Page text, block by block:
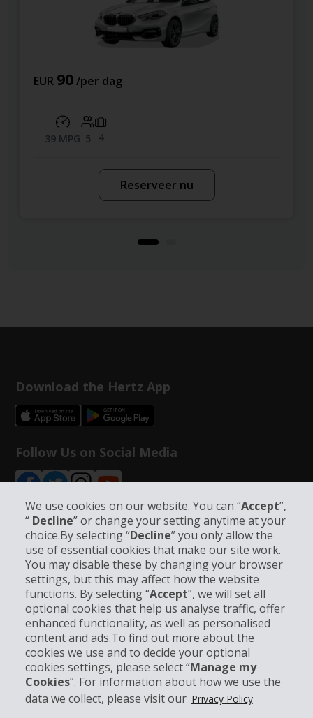
We use cookies on our website. You can “Accept”,
“ Decline” or change your setting anytime at your
choice.By selecting “Decline” you only allow the
use of essential cookies that make our site work.
You may disable these by changing your browser
settings, but this may affect how the website
functions. By selecting “Accept”, we will set all
optional cookies that help us analyse traffic, offer
enhanced functionality, as well as personalised
content and ads.To find out more about the
cookies we use and to decide your optional
cookies settings, please select “Manage my
Cookies”. For information about how we use the
data we collect, please visit our Privacy Policy
Download the Hertz App
Follow Us on Social Media
Bedrijfsinformatie
Bedrijf
Klantenservice
Boek bij Hertz